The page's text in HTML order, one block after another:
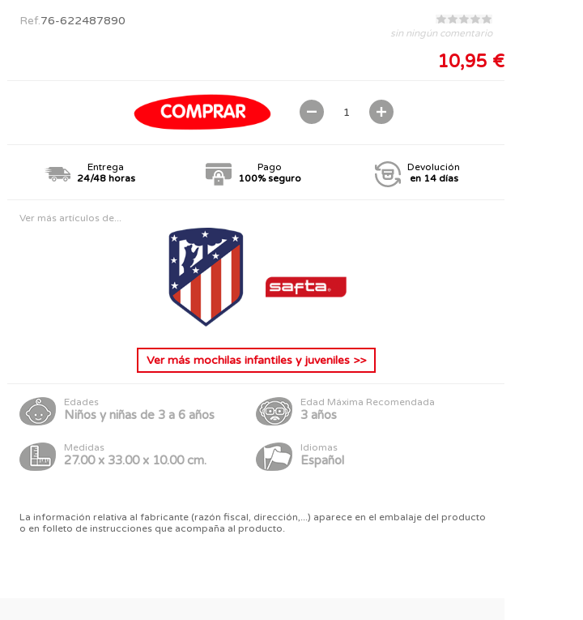
TODOS LOS JUGUETES
Ref.76-622487890
sin ningún comentario
10,95 €
Entrega
24/48 horas
Pago
100% seguro
Devolución
en 14 días
Ver más artículos de...
Ver más mochilas infantiles y juveniles>>
Edades
Niños y niñas de 3 a 6 años
Edad Máxima Recomendada
3 años
Medidas
27.00 x 33.00 x 10.00 cm.
Idiomas
Español
La información relativa al fabricante (razón fiscal, dirección,...) aparece en el embalaje del producto
o en folleto de instrucciones que acompaña al producto.